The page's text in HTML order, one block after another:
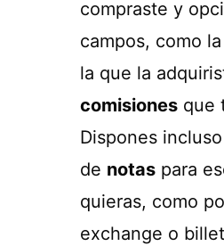
compraste y
campos, como la
la que la
comisiones que
Dispones
de notas para
quieras, como
exchange o